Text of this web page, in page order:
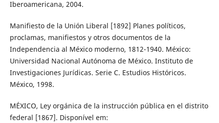
Iberoamericana, 2004.
Manifiesto de la Unión Liberal [1892] Planes políticos,
proclamas, manifiestos y otros documentos de la
Independencia al México moderno, 1812-1940. México:
Universidad Nacional Autónoma de México. Instituto de
Investigaciones Jurídicas. Serie C. Estudios Históricos.
México, 1998.
MÉXICO, Ley orgánica de la instrucción pública en el distrito
federal [1867]. Disponível em: